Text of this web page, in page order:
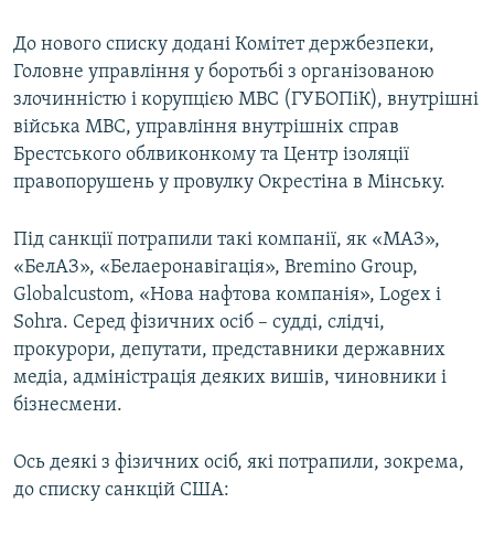
До нового списку додані Комітет держбезпеки,
Головне управління у боротьбі з організованою
злочинністю і корупцією МВС (ГУБОПіК), внутрішні
війська МВС, управління внутрішніх справ
Брестського облвиконкому та Центр ізоляції
правопорушень у провулку Окрестіна в Мінську.
Під санкції потрапили такі компанії, як «МАЗ»,
«БелАЗ», «Белаеронавігація», Bremino Group,
Globalcustom, «Нова нафтова компанія», Logex і
Sohra. Серед фізичних осіб – судді, слідчі,
прокурори, депутати, представники державних
медіа, адміністрація деяких вишів, чиновники і
бізнесмени.
Ось деякі з фізичних осіб, які потрапили, зокрема,
до списку санкцій США: